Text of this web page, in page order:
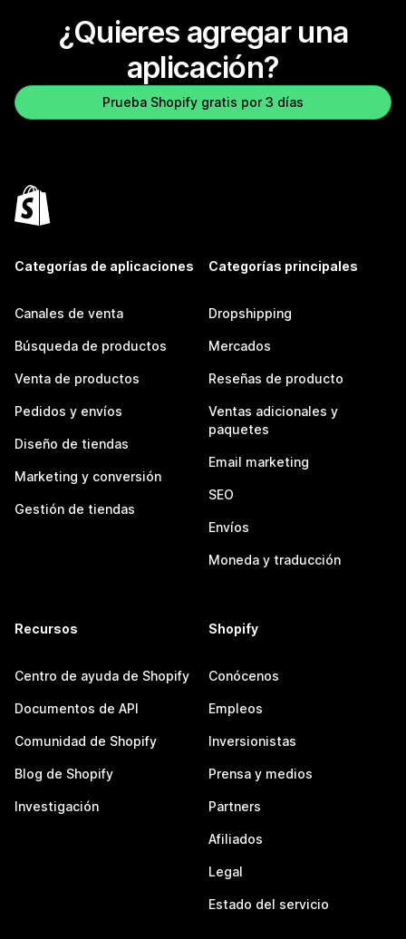
¿Quieres agregar una
aplicación?
Prueba Shopify gratis por 3 días
Categorías de aplicaciones
Canales de venta
Búsqueda de productos
Venta de productos
Pedidos y envíos
Diseño de tiendas
Marketing y conversión
Gestión de tiendas
Categorías principales
Dropshipping
Mercados
Reseñas de producto
Ventas adicionales y
paquetes
Email marketing
SEO
Envíos
Moneda y traducción
Recursos
Centro de ayuda de Shopify
Documentos de API
Comunidad de Shopify
Blog de Shopify
Investigación
Shopify
Conócenos
Empleos
Inversionistas
Prensa y medios
Partners
Afiliados
Legal
Estado del servicio